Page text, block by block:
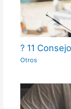
? 11
Otros